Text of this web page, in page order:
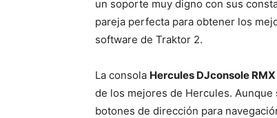
un soporte muy digno con sus
pareja perfecta para obtener los
software de Traktor 2.
La consola Hercules DJconsole RMX
de los mejores de Hercules.
botones de dirección para